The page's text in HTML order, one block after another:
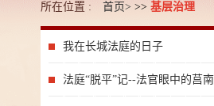
所在位置 : 首页> >> 基层治理
我在长城法庭的日子
法庭“脱平”记--法官眼中的莒